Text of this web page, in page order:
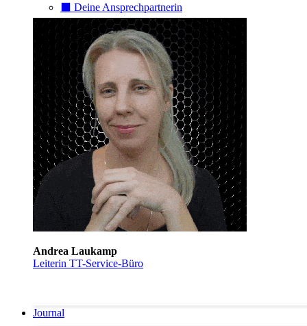
⬛️ Deine Ansprechpartnerin
Andrea Laukamp
Leiterin TT-Service-Büro
Journal